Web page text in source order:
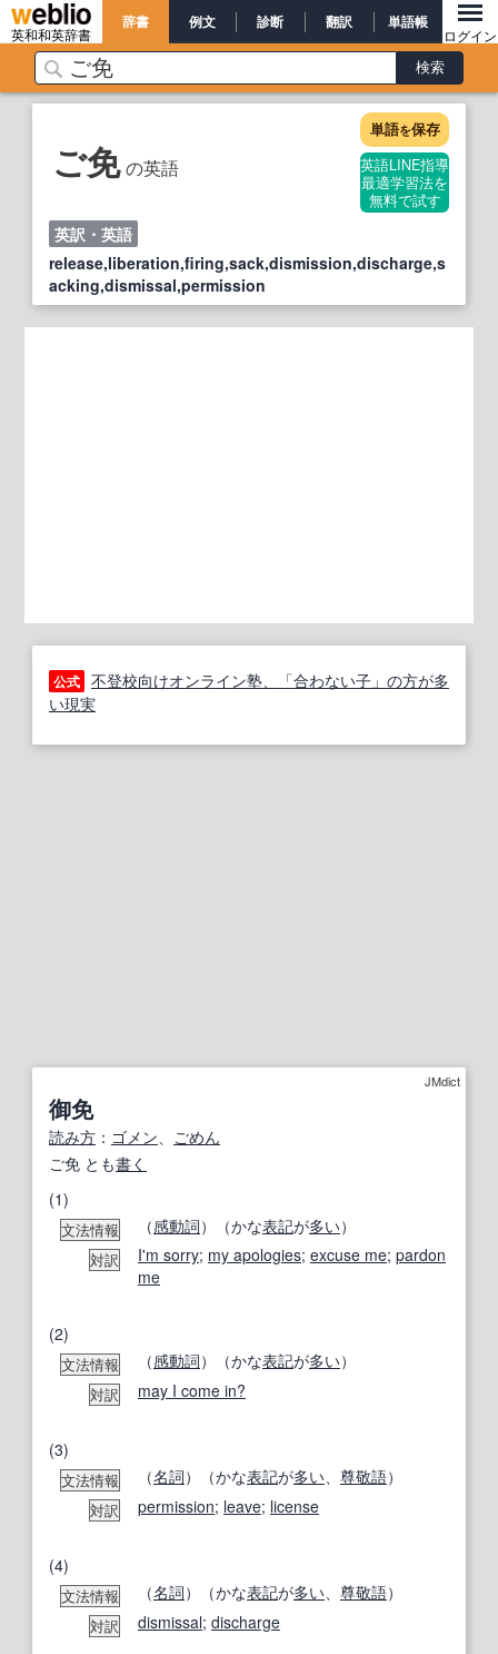
英和和英辞書
辞書 例文 診断 翻訳 単語帳
ログイン
ご免 の英語
単語を保存
英語LINE指導
最適学習法を
無料で試す
英訳・英語
release,liberation,firing,sack,dismission,discharge,s
acking,dismissal,permission
公式 不登校向けオンライン塾、「合わない子」の方が多
い現実
JMdict
御免
読み方 ： ゴメン
ごめん
ご免 とも書く
(1)
文法情報 （感動詞）（かな表記が多い）
対訳 I'm sorry; my apologies; excuse me; pardon
me
(2)
文法情報 （感動詞）（かな表記が多い）
対訳 may I come in?
(3)
文法情報 （名詞）（かな表記が多い 尊敬語）
対訳 permission; leave; license
(4)
文法情報 （名詞）（かな表記が多い 尊敬語）
対訳 dismissal; discharge